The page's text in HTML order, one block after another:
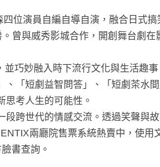
位演員自編自導自演，融合日式搞
曾與威秀影城合作，開創舞台劇在
巧妙融入時下流行文化與生活趣事
「短劇益智問答」、「短劇茶水
思考人生的可能性。
跨世代的情感交流。透過笑聲與
兩廳院售票系統熱賣中，使用
書查詢。